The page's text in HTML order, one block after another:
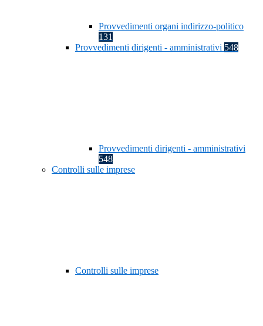
Provvedimenti organi indirizzo-politico
131
Provvedimenti dirigenti - amministrativi 548
Provvedimenti dirigenti - amministrativi
548
Controlli sulle imprese
Controlli sulle imprese